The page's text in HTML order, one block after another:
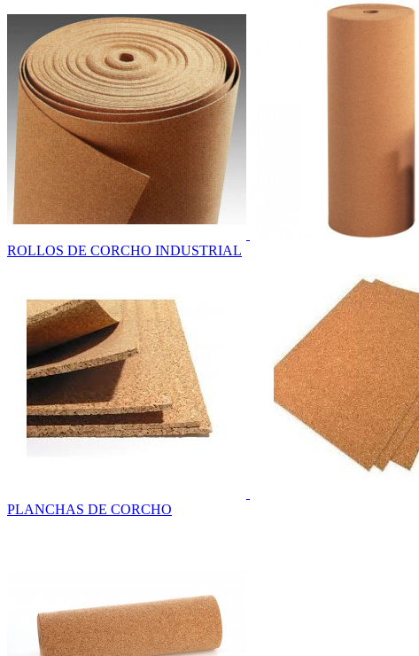
ROLLOS DE CORCHO INDUSTRIAL
PLANCHAS DE CORCHO